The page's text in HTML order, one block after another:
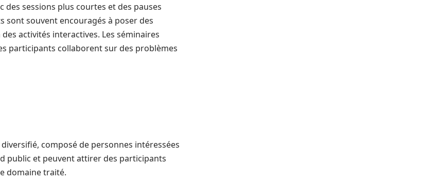
sessions plus courtes et des pauses
sont souvent encouragés à poser des
activités interactives. Les séminaires
participants collaborent sur des problèmes
composé de personnes intéressées
public et peuvent attirer des participants
domaine traité.